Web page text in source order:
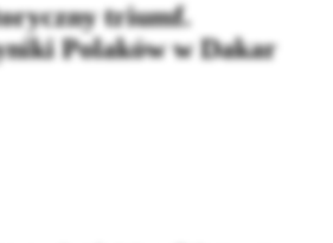
triumf.
Polaków w Dakar